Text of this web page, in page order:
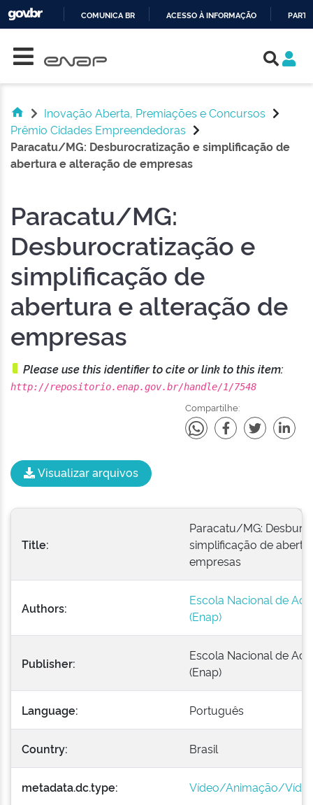
COMUNICA BR ACESSO À INFORMAÇÃO
Inovação Aberta, Premiações e Concursos
Prêmio Cidades Empreendedoras
Paracatu/MG: Desburocratização e simplificação de
abertura e alteração de empresas
Paracatu/MG:
Desburocratização e
simplificação de
abertura e alteração de
empresas
Please use this identifier to cite or link to this item:
http://repositorio.enap.gov.br/handle/1/7548
Compartilhe:
Visualizar arquivos
Title:
Paracatu/MG:
simplificação de
empresas
Authors:
Escola Nacional de
(Enap)
Publisher:
Escola Nacional de
(Enap)
Language: Português
Country: Brasil
metadata.dc.type: Vídeo/Animação/